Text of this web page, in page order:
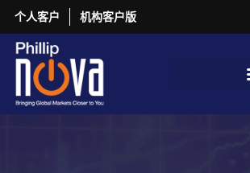
个人客户 机构客户版